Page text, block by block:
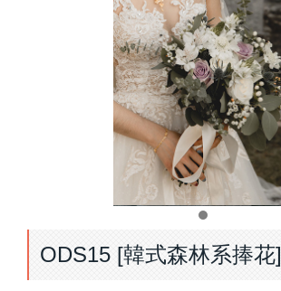
ODS15 [韓式森林系捧花]